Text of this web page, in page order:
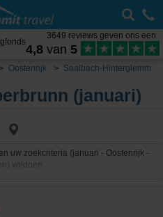
3649 reviews geven ons een
4,8 van 5
Oostenrijk
Saalbach-Hinterglemm
(januari)
uw zoekcriteria (januari - Oostenrijk -
voldoen.